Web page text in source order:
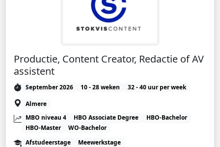
Productie, Content Creator, Redactie of AV
assistent
September 2026 10 - 28 weken
32 - 40 uur per week
Almere
MBO niveau 4
HBO Associate Degree
HBO-Bachelor
HBO-Master
WO-Bachelor
Afstudeerstage
Meewerkstage